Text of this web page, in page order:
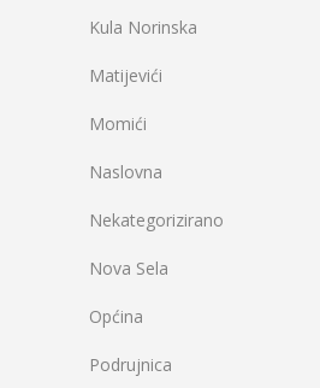
Kula Norinska
Matijevići
Momići
Naslovna
Nekategorizirano
Nova Sela
Općina
Podrujnica